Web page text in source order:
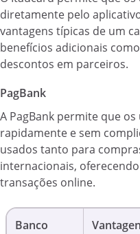
diretamente pelo
vantagens típicas de um
benefícios adicionais
descontos em parceiros.
PagBank
A PagBank permite que
rapidamente e sem
usados tanto para
internacionais,
transações online.
Banco